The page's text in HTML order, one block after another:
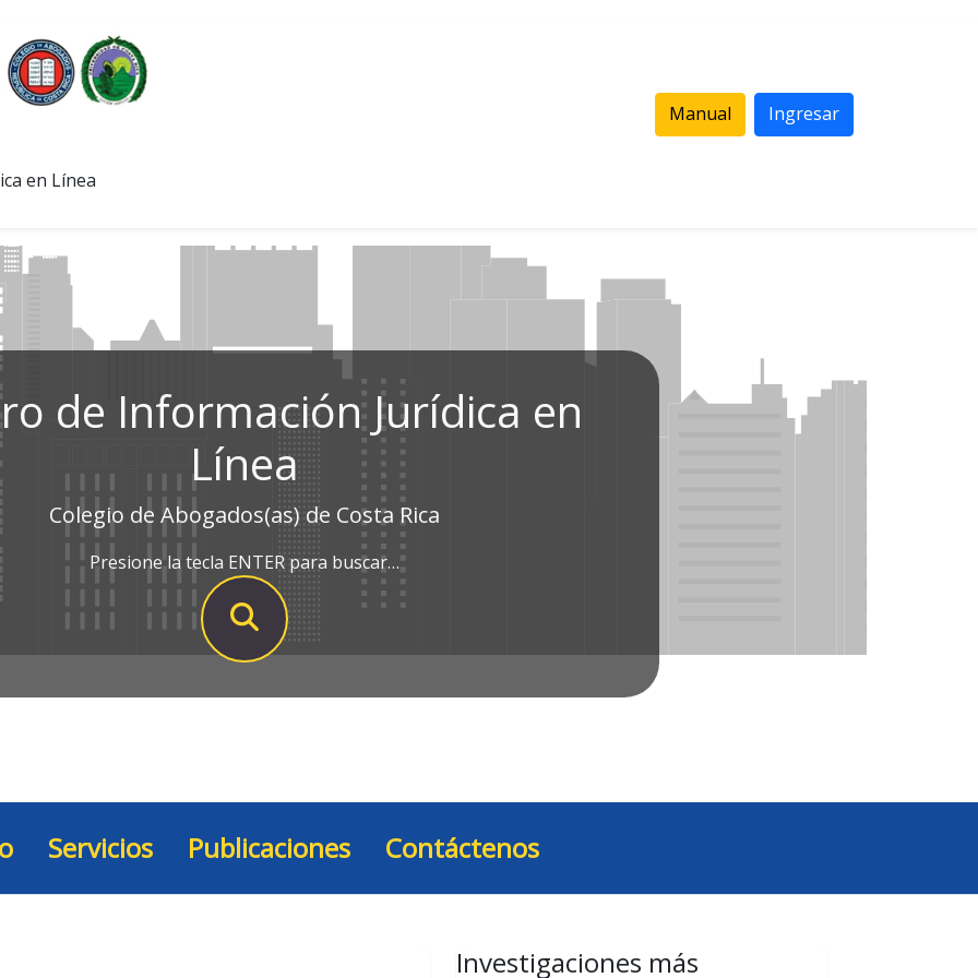
en Línea
Manual Ingresar
de Información Jurídica en
Línea
Colegio de Abogados(as) de Costa Rica
Presione la tecla ENTER para buscar…
Servicios Publicaciones Contáctenos
Investigaciones más